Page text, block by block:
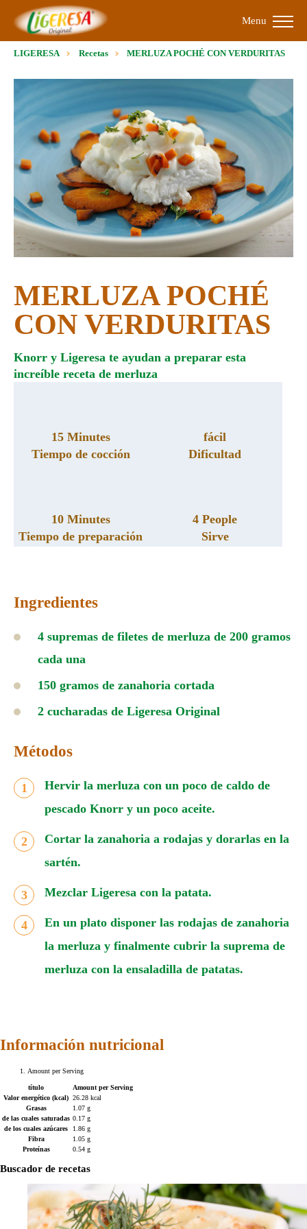
Menu
LIGERESA Recetas MERLUZA POCHÉ CON VERDURITAS
MERLUZA POCHÉ
CON VERDURITAS
Knorr y Ligeresa te ayudan a preparar esta
increíble receta de merluza
15 Minutes
Tiempo de cocción
fácil
Dificultad
10 Minutes
Tiempo de preparación
4 People
Sirve
Ingredientes
4 supremas de filetes de merluza de 200 gramos
cada una
150 gramos de zanahoria cortada
2 cucharadas de Ligeresa Original
Métodos
Hervir la merluza con un poco de caldo de
pescado Knorr y un poco aceite.
Cortar la zanahoria a rodajas y dorarlas en la
sartén.
Mezclar Ligeresa con la patata.
En un plato disponer las rodajas de zanahoria
la merluza y finalmente cubrir la suprema de
merluza con la ensaladilla de patatas.
Información nutricional
Amount per Serving
título
Amount per Serving
Valor energético (kcal) 26.28 kcal
Grasas
1.07 g
de las cuales saturadas 0.17 g
de los cuales azúcares
1.86 g
Fibra
1.05 g
Proteínas
0.54 g
Buscador de recetas